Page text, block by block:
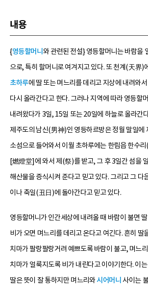
내용
{영등할머니 와 관련된 전설} 영등할머니는 바람을
으로, 특히 할머니로 여겨지고 있다. 또 천계(天界)
초하루에 딸 또는 며느리를 데리고 지상에 내려와
다시 올라간다고 한다. 그러나 지역에 따라 영등할
내려왔다가 3일, 15일 또는 20일에 하늘로 올라간
제주도의 남신(男神)인 영등하르방은 정월 말일에
소섬으로 들어와서 이월 초하루에는 한림읍 한수
[燃燈堂]에 와서 제(祭)를 받고, 그 후 3일간 섬을
해산물을 증식시켜 준다고 믿고 있다. 그리고 그 다
이나 축일(丑日)에 돌아간다고 믿고 있다.
영등할머니가 인간세상에 내려올 때 바람이 불면
비가 오면 며느리를 데리고 온다고 여긴다. 흔히 딸
치마가 팔랑팔랑거려 예쁘도록 바람이 불고, 며느
치마가 얼룩지도록 비가 내린다고 이야기한다. 이
딸은 뜻이 잘 통하지만 며느리와시어머니 사이는